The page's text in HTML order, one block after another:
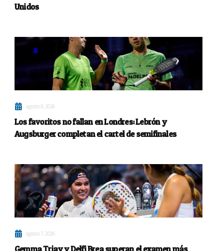
Unidos
agosto 8, 2026
Los favoritos no fallan en Londres: Lebrón y
Augsburger completan el cartel de semifinales
agosto 7, 2026
Gemma Triay y Delfi Brea superan el examen más